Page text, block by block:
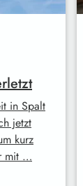
in Spalt
jetzt
kurz
mit …